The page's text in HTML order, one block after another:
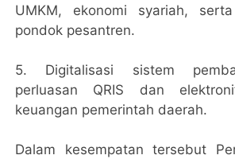
UMKM, ekonomi syariah,
pondok pesantren.
5. Digitalisasi sistem
perluasan QRIS dan
keuangan pemerintah daerah.
Dalam kesempatan tersebut